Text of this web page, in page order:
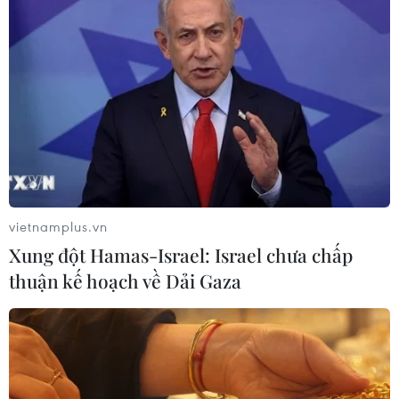
Đầu đạn phát nổ khiến 2 quân nhân tử
vong và 3 người bị thương
18/05/2018 09:56
Trong quá trình xử lý đạn tại Trung tâm công nghệ xử lý
bom mìn (Bình Định), một đầu đạn pháo đã phát nổ,
khiến hai quân nhân tử vong, ba quân nhân bị thương.
vietnamplus.vn
Xung đột Hamas-Israel: Israel chưa chấp
thuận kế hoạch về Dải Gaza